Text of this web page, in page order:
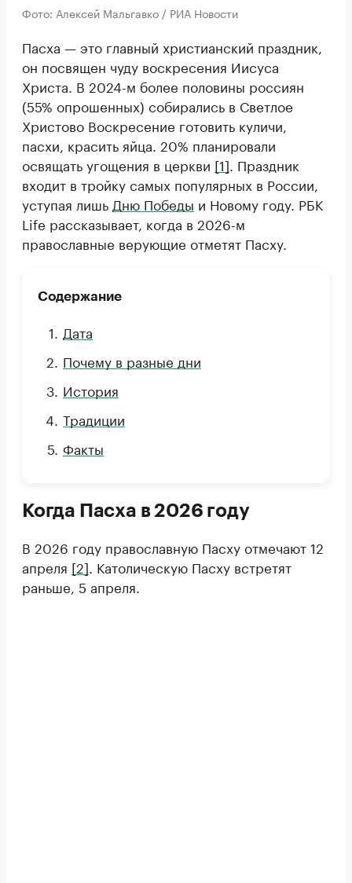
Фото: Алексей Мальгавко / РИА Новости
Пасха — это главный христианский праздник,
он посвящен чуду воскресения Иисуса
Христа. В 2024-м более половины россиян
(55% опрошенных) собирались в Светлое
Христово Воскресение готовить куличи,
пасхи, красить яйца. 20% планировали
освящать угощения в церкви [1] . Праздник
входит в тройку самых популярных в России,
уступая лишь Дню Победы и Новому году. РБК
Life рассказывает, когда в 2026-м
православные верующие отметят Пасху.
Содержание
Дата
Почему в разные дни
История
Традиции
Факты
Когда Пасха в 2026 году
В 2026 году православную Пасху отмечают 12
апреля [2] . Католическую Пасху встретят
раньше, 5 апреля.